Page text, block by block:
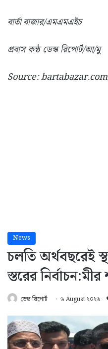
বার্তা বাজার/এমএমএইচ
প্রবাস কন্ঠ ডেস্ক রিপোর্ট/আ/মু
Source: bartabazar.com